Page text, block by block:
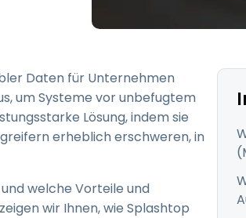
auf Computer
Sicherheit
Alle
Daten für Unternehmen
um Systeme vor unbefugtem
Lösung, indem sie
erheblich erschweren, in
welche Vorteile und
wir Ihnen, wie Splashtop